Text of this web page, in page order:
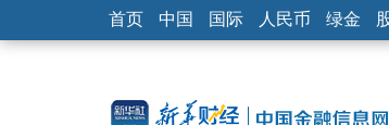
首页 中国 国际 人民币 绿金